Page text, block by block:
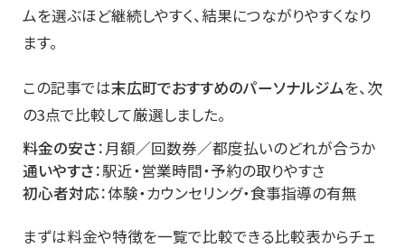
ムを選ぶほど継続しやすく、結果につながりやすくなり
ます。
この記事では末広町でおすすめのパーソナルジムを、次
の3点で比較して厳選しました。
料金の安さ：月額／回数券／都度払いのどれが合うか
通いやすさ：駅近・営業時間・予約の取りやすさ
初心者対応：体験・カウンセリング・食事指導の有無
まずは料金や特徴を一覧で比較できる比較表からチェ